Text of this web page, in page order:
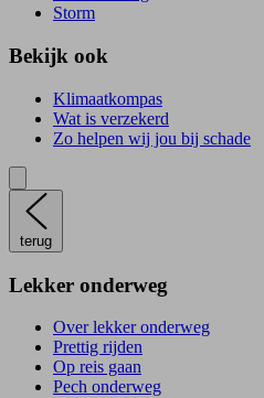
Storm
Bekijk ook
Klimaatkompas
Wat is verzekerd
Zo helpen wij jou bij schade
terug
Lekker onderweg
Over lekker onderweg
Prettig rijden
Op reis gaan
Pech onderweg